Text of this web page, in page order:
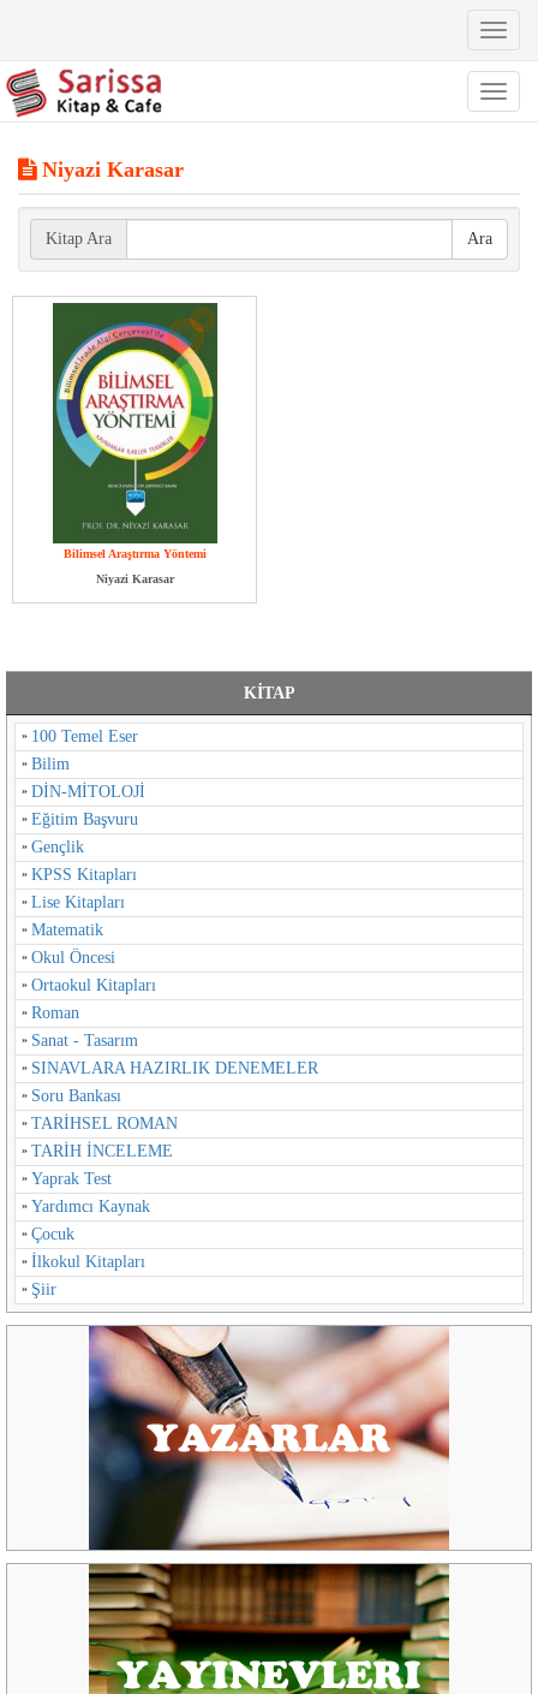
Toggle
Toggle
Niyazi Karasar
Kitap Ara Ara
Bilimsel Araştırma Yöntemi
Niyazi Karasar
KİTAP
100 Temel Eser
Bilim
DİN-MİTOLOJİ
Eğitim Başvuru
Gençlik
KPSS Kitapları
Lise Kitapları
Matematik
Okul Öncesi
Ortaokul Kitapları
Roman
Sanat - Tasarım
SINAVLARA HAZIRLIK DENEMELER
Soru Bankası
TARİHSEL ROMAN
TARİH İNCELEME
Yaprak Test
Yardımcı Kaynak
Çocuk
İlkokul Kitapları
Şiir